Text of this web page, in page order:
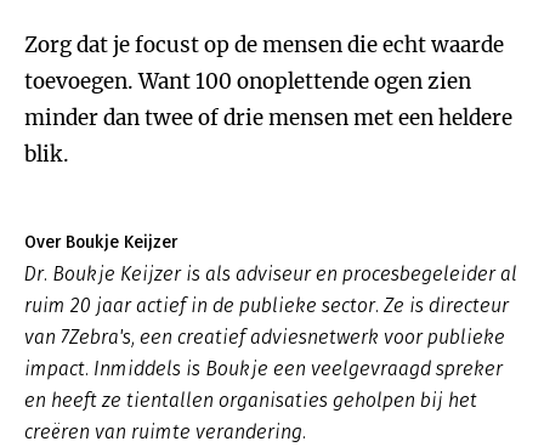
Zorg dat je focust op de mensen die echt waarde
toevoegen. Want 100 onoplettende ogen zien
minder dan twee of drie mensen met een heldere
blik.
Over Boukje Keijzer
Dr. Boukje Keijzer is als adviseur en procesbegeleider al
ruim 20 jaar actief in de publieke sector. Ze is directeur
van 7Zebra's, een creatief adviesnetwerk voor publieke
impact. Inmiddels is Boukje een veelgevraagd spreker
en heeft ze tientallen organisaties geholpen bij het
creëren van ruimte verandering.